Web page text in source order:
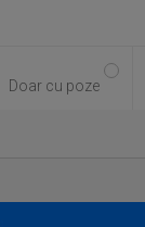
Doar cu poze